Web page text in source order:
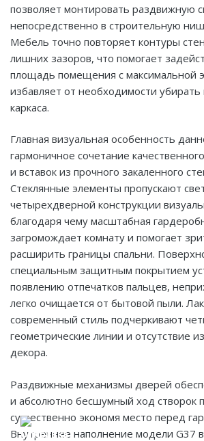
позволяет монтировать раздвижную
непосредственно в строительную
Мебель точно повторяет контуры
лишних зазоров, что помогает
площадь помещения с максимальной
избавляет от необходимости
каркаса.
Главная визуальная особенность
гармоничное сочетание
и вставок из прочного закаленного
Стеклянные элементы пропускают
четырехдверной конструкции
благодаря чему масштабная
загромождает комнату и помогает
расширить границы спальни.
специальным защитным покрытием
появлению отпечатков пальцев,
легко очищается от бытовой пыли.
современный стиль подчеркивают
геометрические линии и отсутствие
декора.
Раздвижные механизмы дверей
и абсолютно бесшумный ход створок
существенно экономя место перед
Внутреннее наполнение модели G37